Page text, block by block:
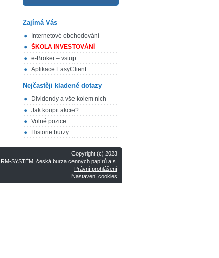
Zajímá Vás
Internetové obchodování
ŠKOLA INVESTOVÁNÍ
e-Broker – vstup
Aplikace EasyClient
Nejčastěji kladené dotazy
Dividendy a vše kolem nich
Jak koupit akcie?
Volné pozice
Historie burzy
Copyright (c) 2023
RM-SYSTÉM, česká burza cenných papírů a.s.
Právní prohlášení
Nastavení cookies